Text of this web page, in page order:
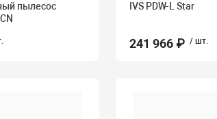
пылесос
IVS PDW-L Star
241 966 ₽ / шт.